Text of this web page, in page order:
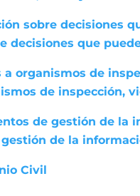
sobre decisiones
decisiones que
a organismos de
de inspección,
de gestión de la
de la
Civil